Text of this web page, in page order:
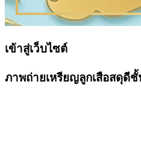
เข้าสู่เว็บไซต์
ภาพถ่ายเหรียญลูกเสือสดุดี